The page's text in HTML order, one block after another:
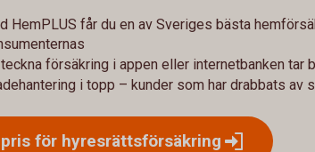
HemPLUS får du en av Sveriges bästa
försäkring i appen eller internetbanken tar
i topp – kunder som har drabbats av
för hyresrättsförsäkring